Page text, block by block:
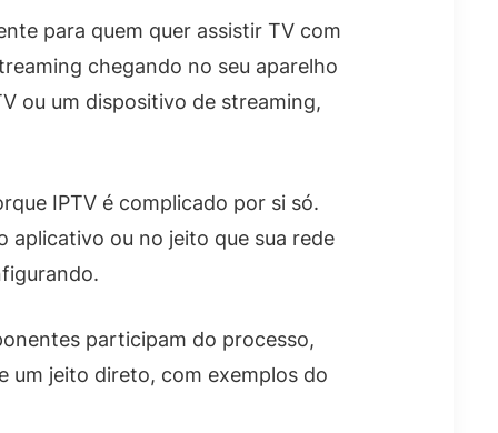
para quem quer assistir TV com
chegando no seu aparelho
ou um dispositivo de streaming,
IPTV é complicado por si só.
aplicativo ou no jeito que sua rede
participam do processo,
um jeito direto, com exemplos do